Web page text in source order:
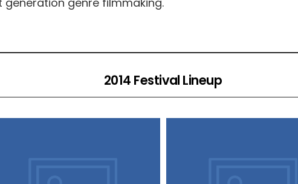
2014 Festival Lineup